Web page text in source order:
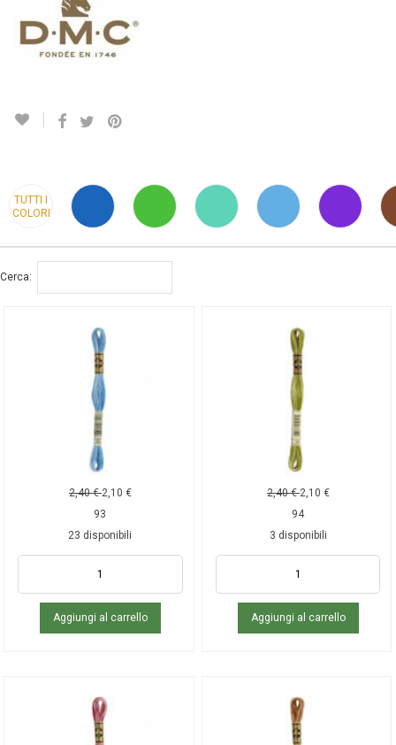
TUTTI I
COLORI
Cerca:
2,40€ 2,10 €
93
23 disponibili
Aggiungi al carrello
2,40€ 2,10 €
94
3 disponibili
Aggiungi al carrello